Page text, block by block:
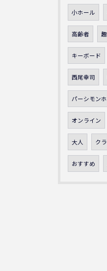
小ホール
高齢者
キーボード
西尾幸司
パーシモン
オンライン
大人 ク
おすすめ